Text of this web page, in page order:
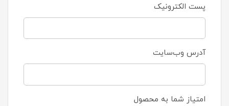
پست الکترونیک
آدرس وب‌سایت
امتیاز شما به محصول